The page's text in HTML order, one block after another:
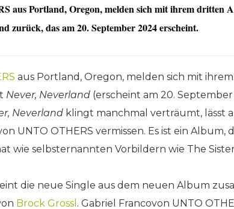
aus Portland, Oregon, melden sich mit ihrem dritten
zurück, das am 20. September 2024 erscheint.
aus Portland, Oregon, melden sich mit
Never, Neverland (erscheint am 20.
Neverland klingt manchmal verträumt, lässt
UNTO OTHERS vermissen. Es ist ein Album,
wie selbsternannten Vorbildern wie The
die neue Single aus dem neuen Album
Brock Grossl . Gabriel Francovon UNTO